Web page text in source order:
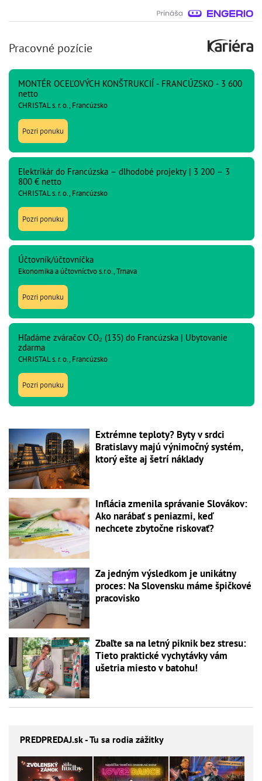
Pracovné pozície
MONTÉR OCEĽOVÝCH KONŠTRUKCIÍ - FRANCÚZSKO - 3 600
netto
CHRISTAL s. r. o., Francúzsko
Pozri ponuku
Elektrikár do Francúzska – dlhodobé projekty | 3 200 – 3
800 € netto
CHRISTAL s. r. o., Francúzsko
Pozri ponuku
Účtovník/účtovníčka
Ekonomika a účtovníctvo s.r.o., Trnava
Pozri ponuku
Hľadáme zváračov CO₂ (135) do Francúzska | Ubytovanie
zdarma
CHRISTAL s. r. o., Francúzsko
Pozri ponuku
Extrémne teploty? Byty v srdci
Bratislavy majú výnimočný systém,
ktorý ešte aj šetrí náklady
Inflácia zmenila správanie Slovákov:
Ako narábať s peniazmi, keď
nechcete zbytočne riskovať?
Za jedným výsledkom je unikátny
proces: Na Slovensku máme špičkové
pracovisko
Zbaľte sa na letný piknik bez stresu:
Tieto praktické vychytávky vám
ušetria miesto v batohu!
PREDPREDAJ.sk - Tu sa rodia zážitky